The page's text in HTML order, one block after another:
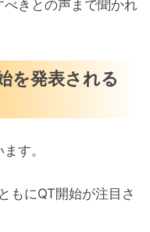
べきとの声まで聞かれ
を発表される
す。
もにQT開始が注目さ